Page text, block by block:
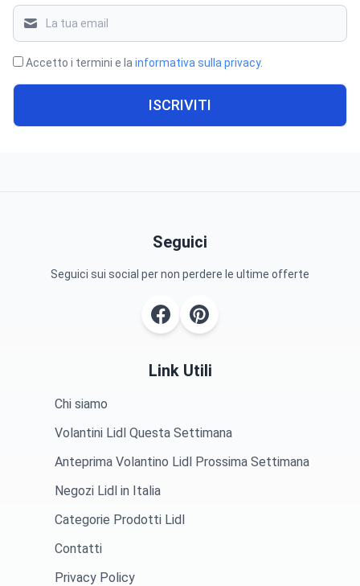
Accetto i termini e la informativa sulla privacy.
ISCRIVITI
Seguici
Seguici sui social per non perdere le ultime offerte
Link Utili
Chi siamo
Volantini Lidl Questa Settimana
Anteprima Volantino Lidl Prossima Settimana
Negozi Lidl in Italia
Categorie Prodotti Lidl
Contatti
Privacy Policy